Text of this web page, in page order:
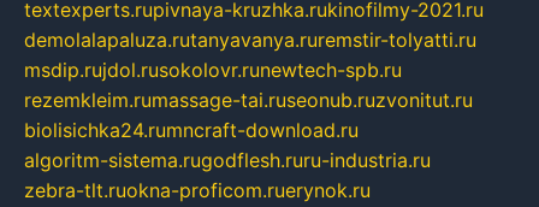
textexperts.rupivnaya-kruzhka.rukinofilmy-2021.ru
demolalapaluza.rutanyavanya.ruremstir-tolyatti.ru
msdip.rujdol.rusokolovr.runewtech-spb.ru
rezemkleim.rumassage-tai.ruseonub.ruzvonitut.ru
biolisichka24.rumncraft-download.ru
algoritm-sistema.rugodflesh.ruru-industria.ru
zebra-tlt.ruokna-proficom.ruerynok.ru